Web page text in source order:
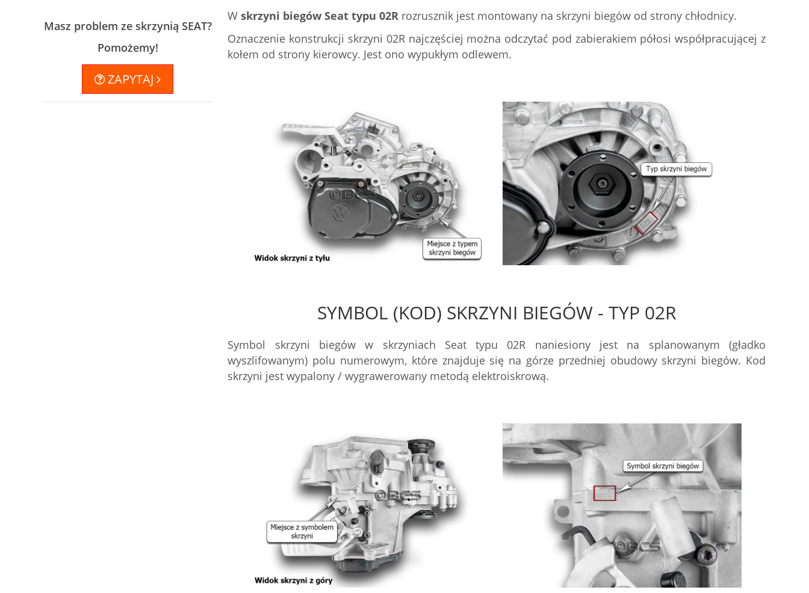
Masz problem ze skrzynią SEAT?
Pomożemy!
ZAPYTAJ
Wskrzyni biegów Seat typu 02R rozrusznik jest montowany na skrzyni biegów od strony chłodnicy.
Oznaczenie konstrukcji skrzyni 02R najczęściej można odczytać pod zabierakiem półosi współpracującej z
kołem od strony kierowcy. Jest ono wypukłym odlewem.
SYMBOL (KOD) SKRZYNI BIEGÓW - TYP 02R
Symbol skrzyni biegów w skrzyniach Seat typu 02R naniesiony jest na splanowanym (gładko
wyszlifowanym) polu numerowym, które znajduje się na górze przedniej obudowy skrzyni biegów. Kod
skrzyni jest wypalony / wygrawerowany metodą elektroiskrową.